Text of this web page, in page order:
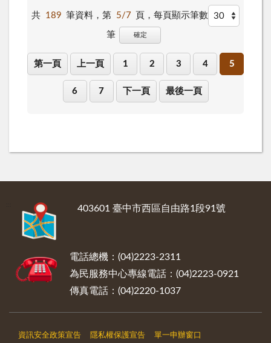
共 189 筆資料，第 5/7 頁，每頁顯示筆數
筆 確定
第一頁 上一頁 1 2 3 4 5
6 7 下一頁 最後一頁
403601 臺中市西區自由路1段91號
電話總機：(04)2223-2311
為民服務中心專線電話：(04)2223-0921
傳真電話：(04)2220-1037
資訊安全政策宣告 隱私權保護宣告 單一申辦窗口